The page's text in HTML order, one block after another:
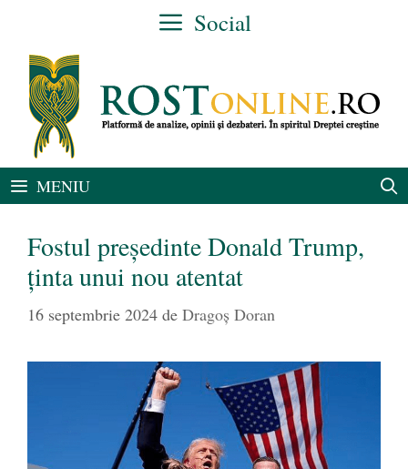
conținut
Social
MENIU
Fostul președinte Donald Trump,
ținta unui nou atentat
16 septembrie 2024 de Dragoș Doran